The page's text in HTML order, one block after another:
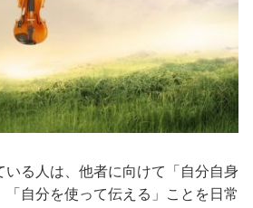
いる人は、他者に向けて「自分自身
「自分を使って伝える」ことを日常